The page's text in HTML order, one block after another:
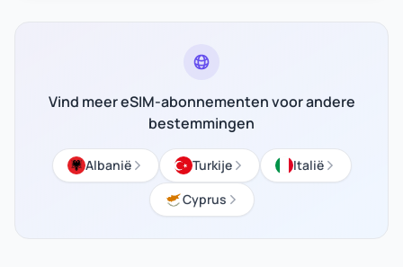
Vind meer eSIM-abonnementen voor andere
bestemmingen
Albanië Turkije
Italië
Cyprus